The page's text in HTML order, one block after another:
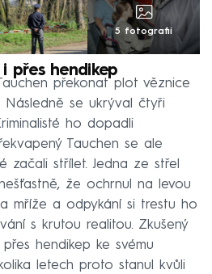
5 fotografií
přes hendikep
překonat plot věznice
Následně se ukrýval čtyři
ho dopadli
Tauchen se ale
začali střílet. Jedna ze střel
že ochrnul na levou
mříže a odpykání si trestu ho
s krutou realitou. Zkušený
hendikep ke svému
letech proto stanul kvůli